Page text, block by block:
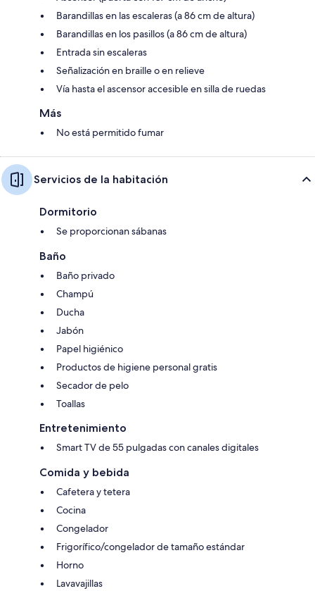
Barandillas en las escaleras (a 86 cm de altura)
Barandillas en los pasillos (a 86 cm de altura)
Entrada sin escaleras
Señalización en braille o en relieve
Vía hasta el ascensor accesible en silla de ruedas
Más
No está permitido fumar
Servicios de la habitación
Dormitorio
Se proporcionan sábanas
Baño
Baño privado
Champú
Ducha
Jabón
Papel higiénico
Productos de higiene personal gratis
Secador de pelo
Toallas
Entretenimiento
Smart TV de 55 pulgadas con canales digitales
Comida y bebida
Cafetera y tetera
Cocina
Congelador
Frigorífico/congelador de tamaño estándar
Horno
Lavavajillas